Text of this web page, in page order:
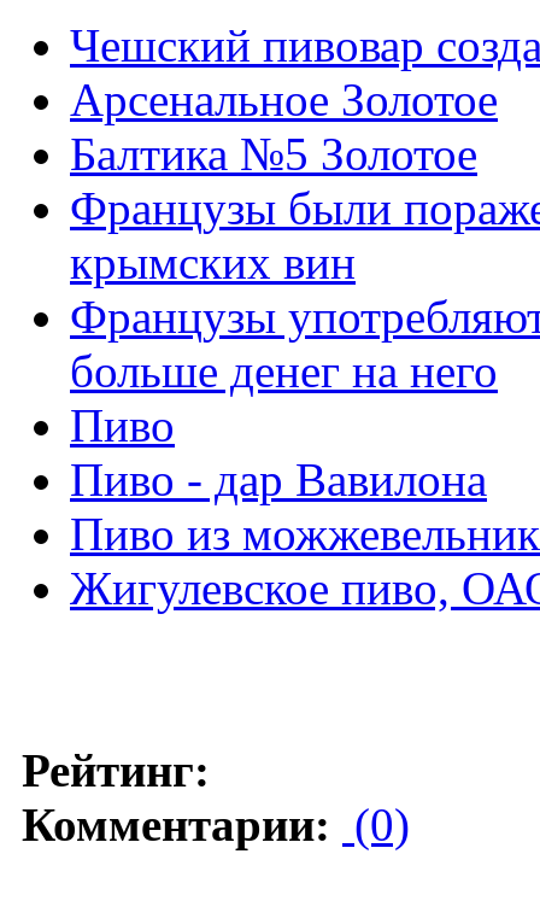
Чешский пивовар
Арсенальное Золотое
Балтика №5 Золотое
Французы были
крымских вин
Французы
больше денег на него
Пиво
Пиво - дар Вавилона
Пиво из
Жигулевское пиво,
Рейтинг:
Комментарии: (0)